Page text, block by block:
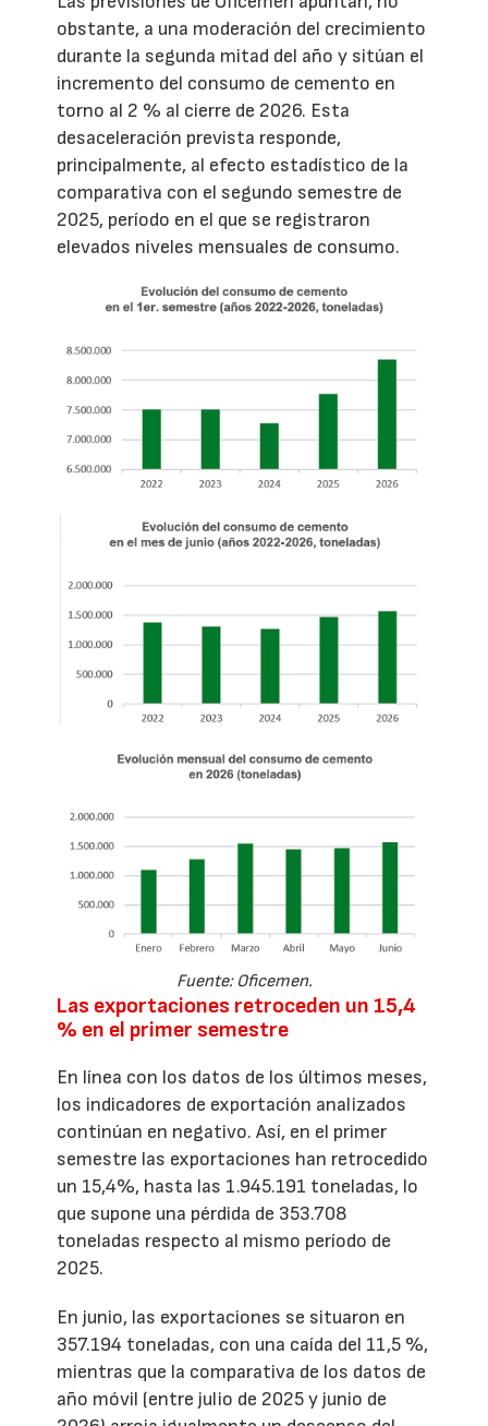
obstante, a una moderación del crecimiento
durante la segunda mitad del año y sitúan el
incremento del consumo de cemento en
torno al 2 % al cierre de 2026. Esta
desaceleración prevista responde,
principalmente, al efecto estadístico de la
comparativa con el segundo semestre de
2025, período en el que se registraron
elevados niveles mensuales de consumo.
Fuente: Oficemen.
Las exportaciones retroceden un 15,4
% en el primer semestre
En línea con los datos de los últimos meses,
los indicadores de exportación analizados
continúan en negativo. Así, en el primer
semestre las exportaciones han retrocedido
un 15,4%, hasta las 1.945.191 toneladas, lo
que supone una pérdida de 353.708
toneladas respecto al mismo período de
2025.
En junio, las exportaciones se situaron en
357.194 toneladas, con una caída del 11,5 %,
mientras que la comparativa de los datos de
año móvil (entre julio de 2025 y junio de